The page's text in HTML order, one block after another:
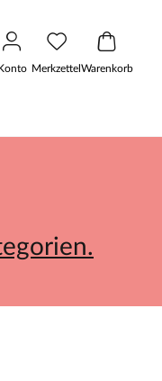
MerkzettelWarenkorb